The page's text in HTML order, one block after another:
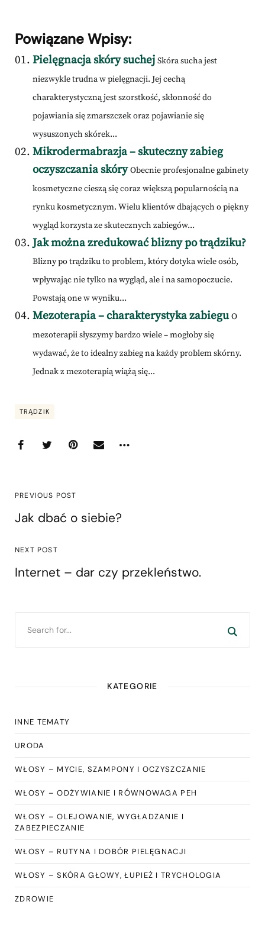
Powiązane Wpisy:
Pielęgnacja skóry suchej Skóra sucha jest
niezwykle trudna w pielęgnacji. Jej cechą
charakterystyczną jest szorstkość, skłonność do
pojawiania się zmarszczek oraz pojawianie się
wysuszonych skórek...
Mikrodermabrazja – skuteczny zabieg
oczyszczania skóry Obecnie profesjonalne gabinety
kosmetyczne cieszą się coraz większą popularnością na
rynku kosmetycznym. Wielu klientów dbających o piękny
wygląd korzysta ze skutecznych zabiegów...
Jak można zredukować blizny po trądziku?
Blizny po trądziku to problem, który dotyka wiele osób,
wpływając nie tylko na wygląd, ale i na samopoczucie.
Powstają one w wyniku...
Mezoterapia – charakterystyka zabiegu O
mezoterapii słyszymy bardzo wiele – mogłoby się
wydawać, że to idealny zabieg na każdy problem skórny.
Jednak z mezoterapią wiążą się...
TRĄDZIK
PREVIOUS POST
Jak dbać o siebie?
NEXT POST
Internet – dar czy przekleństwo.
KATEGORIE
INNE TEMATY
URODA
WŁOSY – MYCIE, SZAMPONY I OCZYSZCZANIE
WŁOSY – ODŻYWIANIE I RÓWNOWAGA PEH
WŁOSY – OLEJOWANIE, WYGŁADZANIE I
ZABEZPIECZANIE
WŁOSY – RUTYNA I DOBÓR PIELĘGNACJI
WŁOSY – SKÓRA GŁOWY, ŁUPIEŻ I TRYCHOLOGIA
ZDROWIE